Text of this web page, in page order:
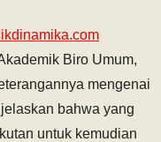
Biro Umum,
mengenai
bahwa yang
untuk kemudian